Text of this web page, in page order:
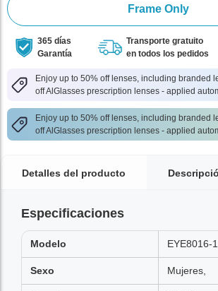
Frame Only
365 días
Garantía
Transporte gratuito
en todos los pedidos
Enjoy up to 50% off lenses, including branded
off AlGlasses prescription lenses - applied
Enjoy up to 50% off lenses, including branded
off AlGlasses prescription lenses - applied
Detalles del producto
Especificaciones
Modelo EYE8016-1
Sexo Mujeres,